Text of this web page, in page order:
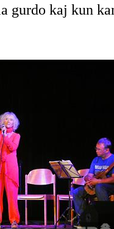
gurdo kaj kun